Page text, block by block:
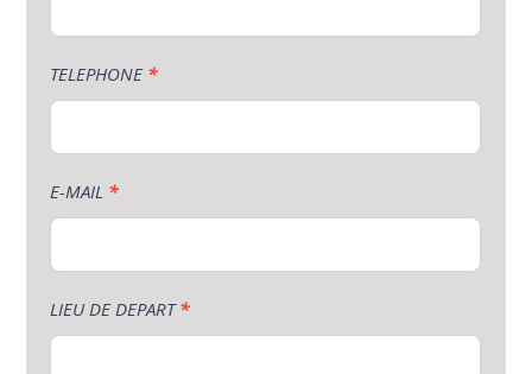
TELEPHONE *
E-MAIL *
LIEU DE DEPART*